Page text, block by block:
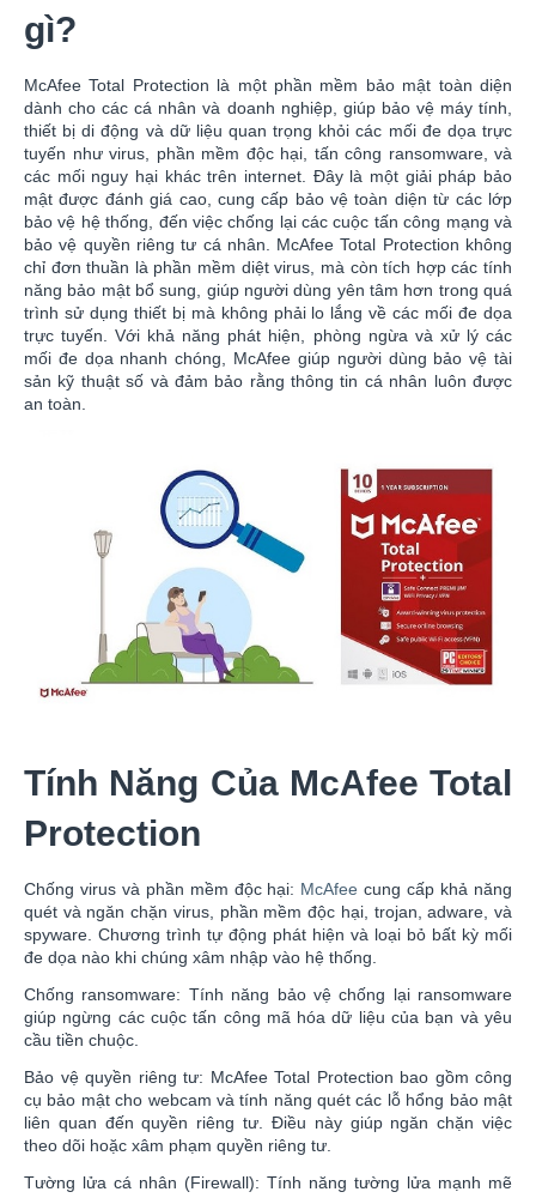
gì?
McAfee Total Protection là một phần mềm bảo mật toàn diện
dành cho các cá nhân và doanh nghiệp, giúp bảo vệ máy tính,
thiết bị di động và dữ liệu quan trọng khỏi các mối đe dọa trực
tuyến như virus, phần mềm độc hại, tấn công ransomware, và
các mối nguy hại khác trên internet. Đây là một giải pháp bảo
mật được đánh giá cao, cung cấp bảo vệ toàn diện từ các lớp
bảo vệ hệ thống, đến việc chống lại các cuộc tấn công mạng và
bảo vệ quyền riêng tư cá nhân. McAfee Total Protection không
chỉ đơn thuần là phần mềm diệt virus, mà còn tích hợp các tính
năng bảo mật bổ sung, giúp người dùng yên tâm hơn trong quá
trình sử dụng thiết bị mà không phải lo lắng về các mối đe dọa
trực tuyến. Với khả năng phát hiện, phòng ngừa và xử lý các
mối đe dọa nhanh chóng, McAfee giúp người dùng bảo vệ tài
sản kỹ thuật số và đảm bảo rằng thông tin cá nhân luôn được
an toàn.
Tính Năng Của McAfee Total
Protection
Chống virus và phần mềm độc hại: McAfee cung cấp khả năng
quét và ngăn chặn virus, phần mềm độc hại, trojan, adware, và
spyware. Chương trình tự động phát hiện và loại bỏ bất kỳ mối
đe dọa nào khi chúng xâm nhập vào hệ thống.
Chống ransomware: Tính năng bảo vệ chống lại ransomware
giúp ngừng các cuộc tấn công mã hóa dữ liệu của bạn và yêu
cầu tiền chuộc.
Bảo vệ quyền riêng tư: McAfee Total Protection bao gồm công
cụ bảo mật cho webcam và tính năng quét các lỗ hổng bảo mật
liên quan đến quyền riêng tư. Điều này giúp ngăn chặn việc
theo dõi hoặc xâm phạm quyền riêng tư.
Tường lửa cá nhân (Firewall): Tính năng tường lửa mạnh mẽ